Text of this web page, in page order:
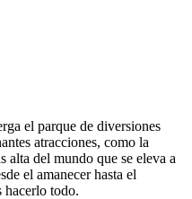
el parque de diversiones
atracciones, como la
alta del mundo que se eleva a
el amanecer hasta el
hacerlo todo.